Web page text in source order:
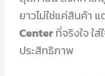
ยาวไม่ใช่แค่สินค้า
Centerที่จริงใจ ใ
ประสิทธิภาพ